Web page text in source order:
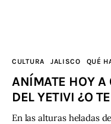
CULTURA JALISCO QUÉ
ANÍMATE HOY A
DEL YETIVI ¿O
En las alturas heladas